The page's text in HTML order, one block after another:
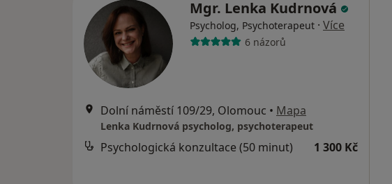
Mgr. Lenka Kudrnová
Psycholog, Psychoterapeut · Více
6 názorů
Dolní náměstí 109/29, Olomouc • Mapa
Lenka Kudrnová psycholog, psychoterapeut
Psychologická konzultace (50 minut) 1 300 Kč